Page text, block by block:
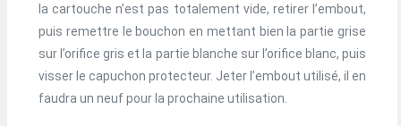
la cartouche n’est pas totalement vide, retirer l’embout,
puis remettre le bouchon en mettant bien la partie grise
sur l’orifice gris et la partie blanche sur l’orifice blanc, puis
visser le capuchon protecteur. Jeter l’embout utilisé, il en
faudra un neuf pour la prochaine utilisation.